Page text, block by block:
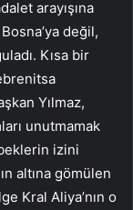
arayışına
değil,
Kısa bir
Yılmaz,
unutmamak
izini
altına gömülen
Kral Aliya’nın o